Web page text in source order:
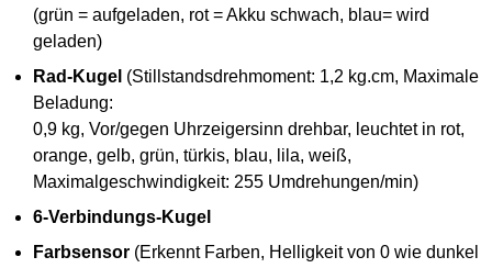
(grün = aufgeladen, rot = Akku schwach, blau= wird
geladen)
Rad-Kugel (Stillstandsdrehmoment: 1,2 kg.cm, Maximale
Beladung:
0,9 kg, Vor/gegen Uhrzeigersinn drehbar, leuchtet in rot,
orange, gelb, grün, türkis, blau, lila, weiß,
Maximalgeschwindigkeit: 255 Umdrehungen/min)
6-Verbindungs-Kugel
Farbsensor(Erkennt Farben, Helligkeit von 0 wie dunkel